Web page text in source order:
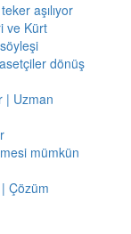
aşılıyor
ve Kürt
dönüş
| Uzman
mümkün
Çözüm